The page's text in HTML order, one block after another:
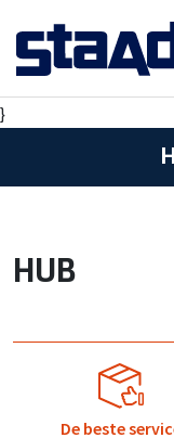
}
HUB
De beste